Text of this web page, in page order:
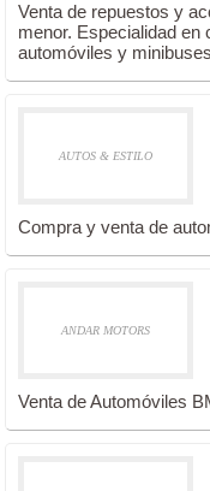
Venta de repuestos y
menor. Especialidad
automóviles y minibuses
AUTOS & ESTILO
Compra y venta de
ANDAR MOTORS
Venta de Automóviles